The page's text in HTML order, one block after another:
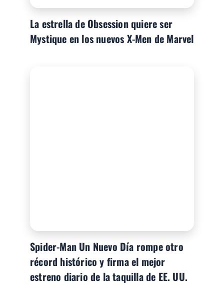
La estrella de Obsession quiere ser
Mystique en los nuevos X-Men de Marvel
Spider-Man Un Nuevo Día rompe otro
récord histórico y firma el mejor
estreno diario de la taquilla de EE. UU.